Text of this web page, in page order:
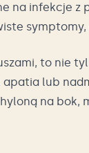
na infekcje
to nie
lub
na bok,